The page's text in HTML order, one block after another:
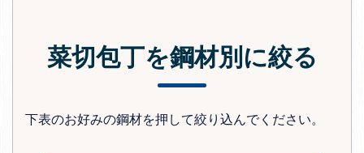
菜切包丁を鋼材別に絞る
下表のお好みの鋼材を押して絞り込んでください。